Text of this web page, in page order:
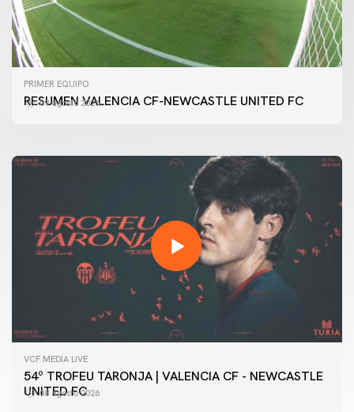
PRIMER EQUIPO
RESUMEN VALENCIA CF-NEWCASTLE UNITED FC
09 agosto 2026
PRIMER EQUIPO
GALERÍA | VALENCIA CF - NEWCASTLE UNITED FC
54ª EDICIÓN TROFEU TARONJA
VCF MEDIA LIVE
54º TROFEU TARONJA | VALENCIA CF - NEWCASTLE
UNITED FC
08 agosto 2026